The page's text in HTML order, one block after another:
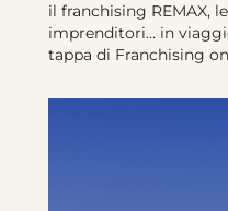
il franchising REMAX,
imprenditori… in
tappa di Franchising